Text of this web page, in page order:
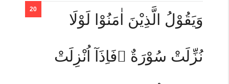
وَيَقُوْلُ الَّذِيْنَ اٰمَنُوْا لَوْلَا
نُزِّلَتْ سُوْرَةٌ ۚفَاِذَآ اُنْزِلَتْ